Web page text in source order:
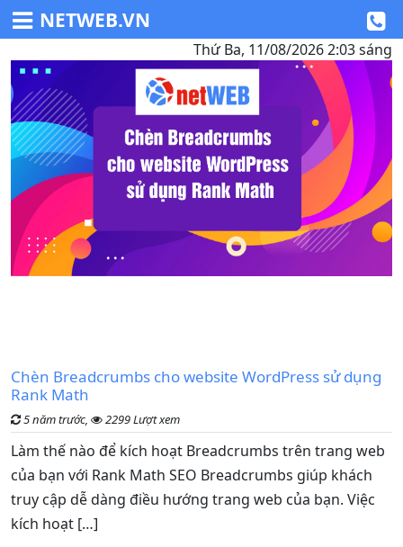
NETWEB.VN
Thứ Ba, 11/08/2026 2:03 sáng
Chèn Breadcrumbs cho website WordPress sử dụng
Rank Math
5 năm trước, 2299 Lượt xem
Làm thế nào để kích hoạt Breadcrumbs trên trang web
của bạn với Rank Math SEO Breadcrumbs giúp khách
truy cập dễ dàng điều hướng trang web của bạn. Việc
kích hoạt […]